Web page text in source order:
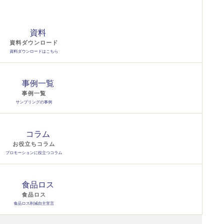
資料ダウンロード
資料ダウンロードはこちら
事例一覧
サンプリングの事例
お役立ちコラム
プロモーションに役立つコラム
食品ロス
食品ロス削減自主宣言